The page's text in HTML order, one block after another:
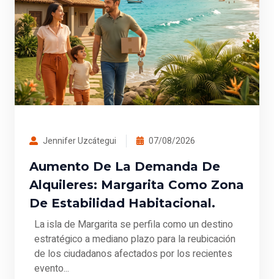
Jennifer Uzcátegui 07/08/2026
Aumento De La Demanda De
Alquileres: Margarita Como Zona
De Estabilidad Habitacional.
La isla de Margarita se perfila como un destino
estratégico a mediano plazo para la reubicación
de los ciudadanos afectados por los recientes
evento...